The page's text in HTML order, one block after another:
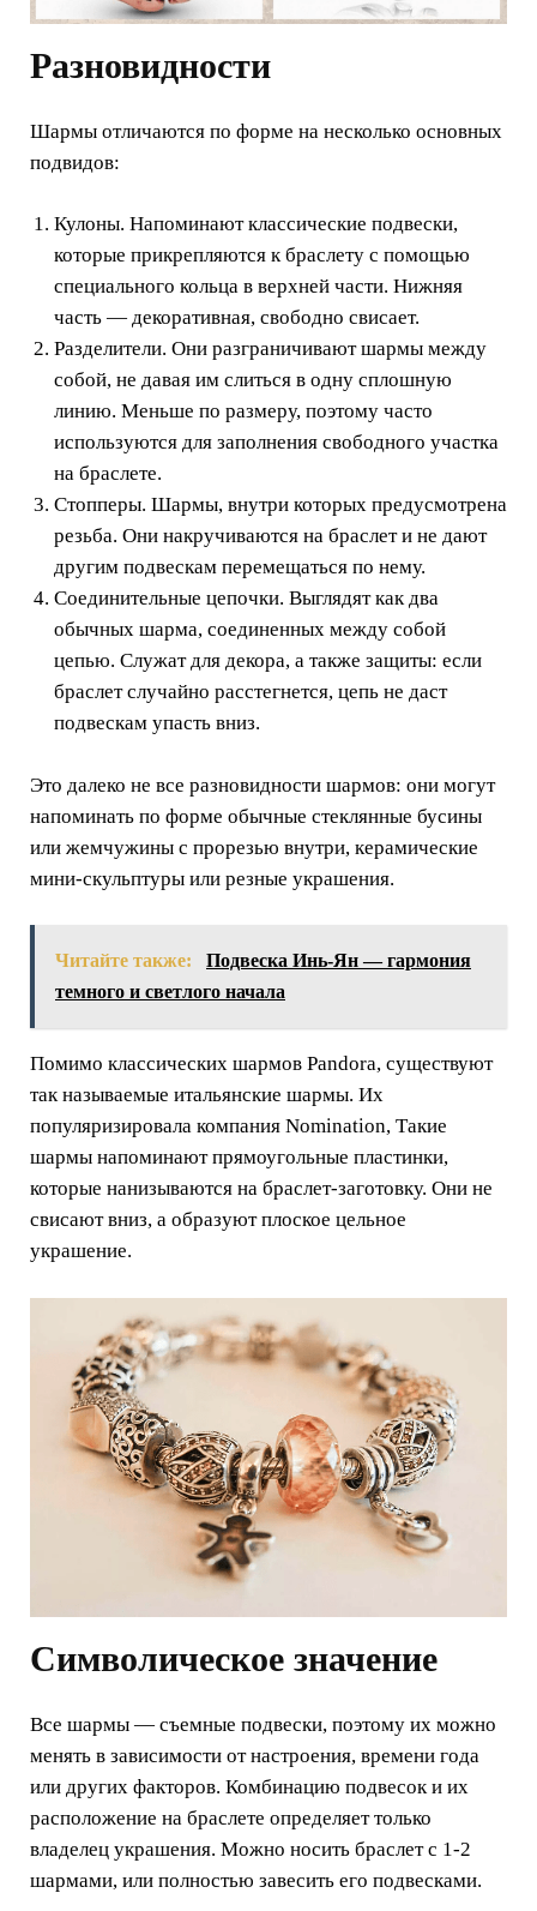
Разновидности
Шармы отличаются по форме на несколько основных
подвидов:
Кулоны. Напоминают классические подвески,
которые прикрепляются к браслету с помощью
специального кольца в верхней части. Нижняя
часть — декоративная, свободно свисает.
Разделители. Они разграничивают шармы между
собой, не давая им слиться в одну сплошную
линию. Меньше по размеру, поэтому часто
используются для заполнения свободного участка
на браслете.
Стопперы. Шармы, внутри которых предусмотрена
резьба. Они накручиваются на браслет и не дают
другим подвескам перемещаться по нему.
Соединительные цепочки. Выглядят как два
обычных шарма, соединенных между собой
цепью. Служат для декора, а также защиты: если
браслет случайно расстегнется, цепь не даст
подвескам упасть вниз.
Это далеко не все разновидности шармов: они могут
напоминать по форме обычные стеклянные бусины
или жемчужины с прорезью внутри, керамические
мини-скульптуры или резные украшения.
Читайте также:
Подвеска Инь-Ян — гармония
темного и светлого начала
Помимо классических шармов Pandora, существуют
так называемые итальянские шармы. Их
популяризировала компания Nomination, Такие
шармы напоминают прямоугольные пластинки,
которые нанизываются на браслет-заготовку. Они не
свисают вниз, а образуют плоское цельное
украшение.
Символическое значение
Все шармы — съемные подвески, поэтому их можно
менять в зависимости от настроения, времени года
или других факторов. Комбинацию подвесок и их
расположение на браслете определяет только
владелец украшения. Можно носить браслет с 1-2
шармами, или полностью завесить его подвесками.